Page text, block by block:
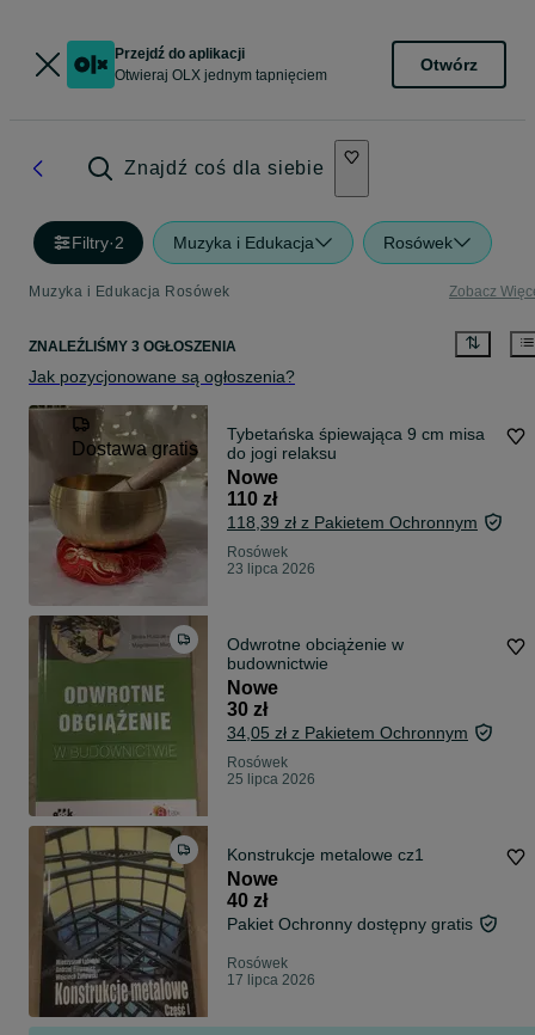
Przejdź do aplikacji
Otwieraj OLX jednym tapnięciem
Otwórz
Znajdź coś dla siebie
Filtry·2 Muzyka i Edukacja Rosówek
Muzyka i Edukacja Rosówek Zobacz
ZNALEŹLIŚMY 3 OGŁOSZENIA
Jak pozycjonowane są ogłoszenia?
Dostawa gratis
Tybetańska śpiewająca 9 cm misa
do jogi relaksu
Nowe
110 zł
118,39 zł z Pakietem Ochronnym
Rosówek
23 lipca 2026
Odwrotne obciążenie w
budownictwie
Nowe
30 zł
34,05 zł z Pakietem Ochronnym
Rosówek
25 lipca 2026
Konstrukcje metalowe cz1
Nowe
40 zł
Pakiet Ochronny dostępny gratis
Rosówek
17 lipca 2026